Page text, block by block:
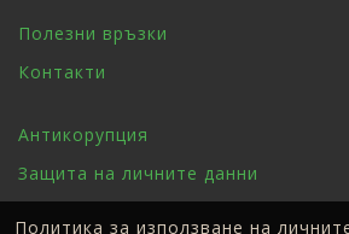
Полезни връзки
Контакти
Антикорупция
Защита на личните данни
Политика за използване на